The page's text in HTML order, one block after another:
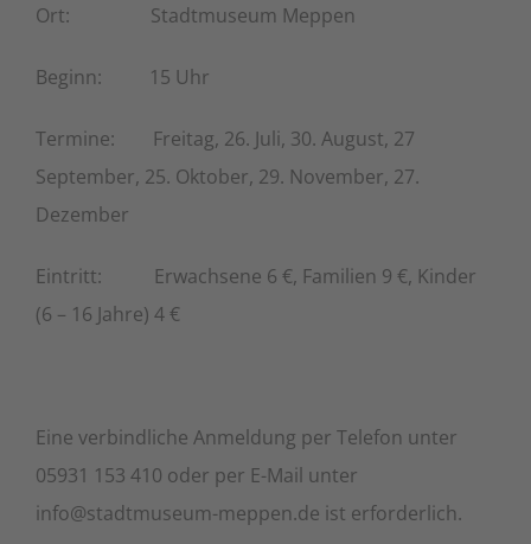
Ort: Stadtmuseum Meppen
Beginn: 15 Uhr
Termine: Freitag, 26. Juli, 30. August, 27
September, 25. Oktober, 29. November, 27.
Dezember
Eintritt: Erwachsene 6 €, Familien 9 €, Kinder
(6 – 16 Jahre) 4 €
Eine verbindliche Anmeldung per Telefon unter
05931 153 410 oder per E-Mail unter
info@stadtmuseum-meppen.de ist erforderlich.